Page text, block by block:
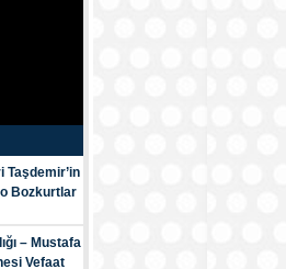
Taşdemir’in
Bozkurtlar
– Mustafa
Vefaat